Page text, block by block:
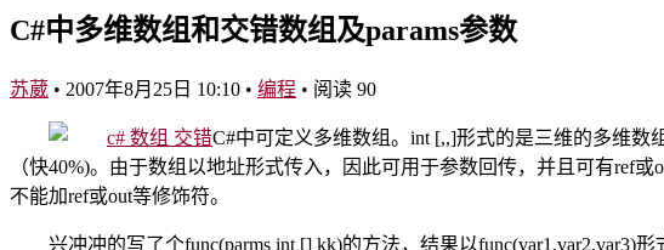
C#中多维数组和交错数组及params参数
苏葳 • 2007年8月25日 10:10 • 编程 • 阅读 90
C#中可定义多维数组。int [,,]形式的是三维的多维
（快40%)。由于数组以地址形式传入，因此可用于参数回传，并且可有ref
不能加ref或out等修饰符。
兴冲冲的写了个func(parms int [] kk)的方法，结果以func(var1,var2,var3)